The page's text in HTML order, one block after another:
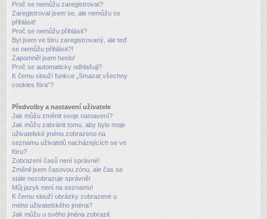
Proč se nemůžu zaregistrovat?
Zaregistroval jsem se, ale nemůžu se
přihlásit!
Proč se nemůžu přihlásit?
Byl jsem ve fóru zaregistrovaný, ale teď
se nemůžu přihlásit?!
Zapomněl jsem heslo!
Proč se automaticky odhlašuji?
K čemu slouží funkce „Smazat všechny
cookies fóra“?
Předvolby a nastavení uživatele
Jak můžu změnit svoje nastavení?
Jak můžu zabránit tomu, aby bylo moje
uživatelské jméno zobrazeno na
seznamu uživatelů nacházejících se ve
fóru?
Zobrazení časů není správné!
Změnil jsem časovou zónu, ale čas se
stále nezobrazuje správně!
Můj jazyk není na seznamu!
K čemu slouží obrázky zobrazené u
mého uživatelského jména?
Jak můžu u svého jména zobrazit